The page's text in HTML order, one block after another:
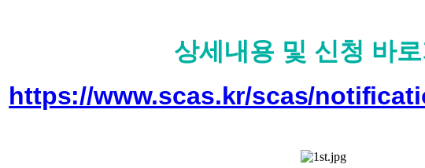
상세내용 및 신청 바
https://www.scas.kr/scas/